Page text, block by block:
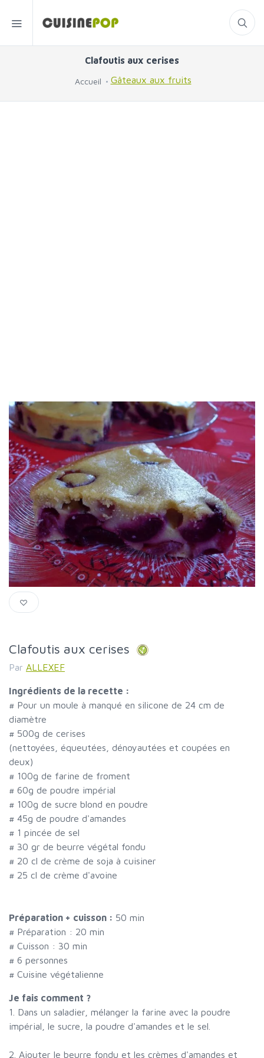
Clafoutis aux cerises
Accueil Gâteaux aux fruits
Clafoutis aux cerises
Par ALLEXEF
Ingrédients de la recette :
# Pour un moule à manqué en silicone de 24 cm de
diamètre
# 500g de cerises
(nettoyées, équeutées, dénoyautées et coupées en
deux)
# 100g de farine de froment
# 60g de poudre impérial
# 100g de sucre blond en poudre
# 45g de poudre d'amandes
# 1 pincée de sel
# 30 gr de beurre végétal fondu
# 20 cl de crème de soja à cuisiner
# 25 cl de crème d'avoine
Préparation + cuisson : 50 min
# Préparation : 20 min
# Cuisson : 30 min
# 6 personnes
# Cuisine végétalienne
Je fais comment ?
1. Dans un saladier, mélanger la farine avec la poudre
impérial, le sucre, la poudre d'amandes et le sel.
2. Ajouter le beurre fondu et les crèmes d'amandes et